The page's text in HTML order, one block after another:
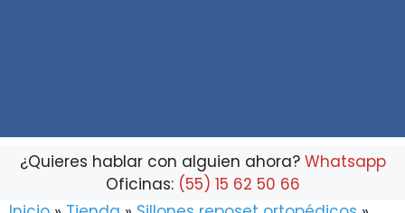
¿Quieres hablar con alguien ahora? Whatsapp
Oficinas: (55) 15 62 50 66